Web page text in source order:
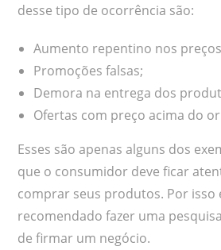
desse tipo de ocorrência são:
Aumento repentino nos
Promoções falsas;
Demora na entrega dos
Ofertas com preço acima do
Esses são apenas alguns dos
que o consumidor deve ficar
comprar seus produtos. Por isso
recomendado fazer uma
de firmar um negócio.